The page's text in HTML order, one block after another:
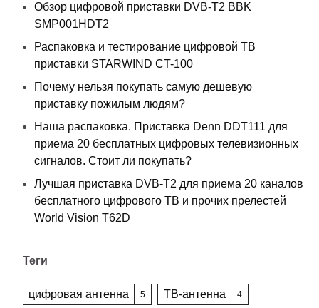
Обзор цифровой приставки DVB-T2 BBK
SMP001HDT2
Распаковка и тестирование цифровой ТВ
приставки STARWIND CT-100
Почему нельзя покупать самую дешевую
приставку пожилым людям?
Наша распаковка. Приставка Denn DDT111 для
приема 20 бесплатных цифровых телевизионных
сигналов. Стоит ли покупать?
Лучшая приставка DVB-T2 для приема 20 каналов
бесплатного цифрового ТВ и прочих прелестей
World Vision T62D
Теги
цифровая антенна 5 ТВ-антенна 4